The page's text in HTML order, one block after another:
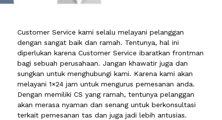
Customer Service kami selalu melayani pelanggan
dengan sangat baik dan ramah. Tentunya, hal ini
diperlukan karena Customer Service ibaratkan frontman
bagi sebuah perusahaan. Jangan khawatir juga dan
sungkan untuk menghubungi kami. Karena kami akan
melayani 1×24 jam untuk mengurus pemesanan anda.
Dengan memiliki CS yang ramah, tentunya pelanggan
akan merasa nyaman dan senang untuk berkonsultasi
terkait pemesanan tas dan juga jadi lebih antusias.